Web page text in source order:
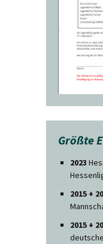
Größte
2023
2015 +
2015 +